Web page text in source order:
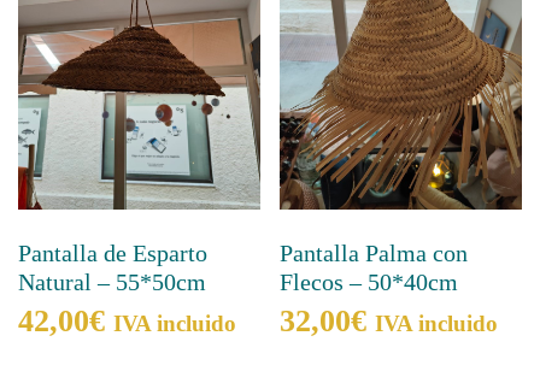
Pantalla de Esparto
Natural – 55*50cm
42,00€ IVA incluido
Pantalla Palma con
Flecos – 50*40cm
32,00€ IVA incluido